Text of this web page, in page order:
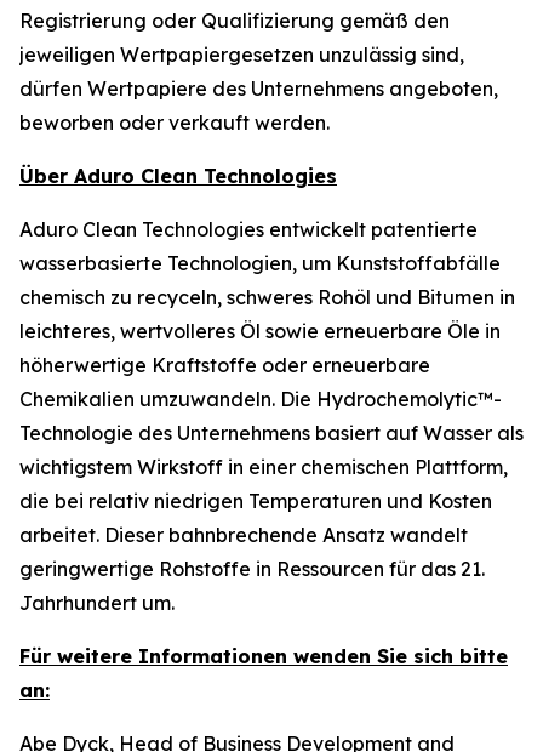
Registrierung oder Qualifizierung gemäß den
jeweiligen Wertpapiergesetzen unzulässig sind,
dürfen Wertpapiere des Unternehmens angeboten,
beworben oder verkauft werden.
Über Aduro Clean Technologies
Aduro Clean Technologies entwickelt patentierte
wasserbasierte Technologien, um Kunststoffabfälle
chemisch zu recyceln, schweres Rohöl und Bitumen in
leichteres, wertvolleres Öl sowie erneuerbare Öle in
höherwertige Kraftstoffe oder erneuerbare
Chemikalien umzuwandeln. Die Hydrochemolytic™-
Technologie des Unternehmens basiert auf Wasser als
wichtigstem Wirkstoff in einer chemischen Plattform,
die bei relativ niedrigen Temperaturen und Kosten
arbeitet. Dieser bahnbrechende Ansatz wandelt
geringwertige Rohstoffe in Ressourcen für das 21.
Jahrhundert um.
Für weitere Informationen wenden Sie sich bitte
an:
Abe Dyck, Head of Business Development and